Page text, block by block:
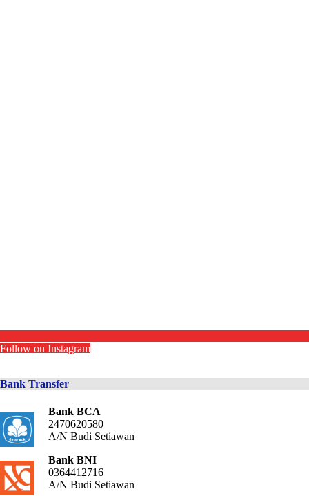
Follow on Instagram
Bank Transfer
Bank BCA
2470620580
A/N Budi Setiawan
Bank BNI
0364412716
A/N Budi Setiawan